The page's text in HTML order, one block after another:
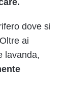
dove si
ai
lavanda,